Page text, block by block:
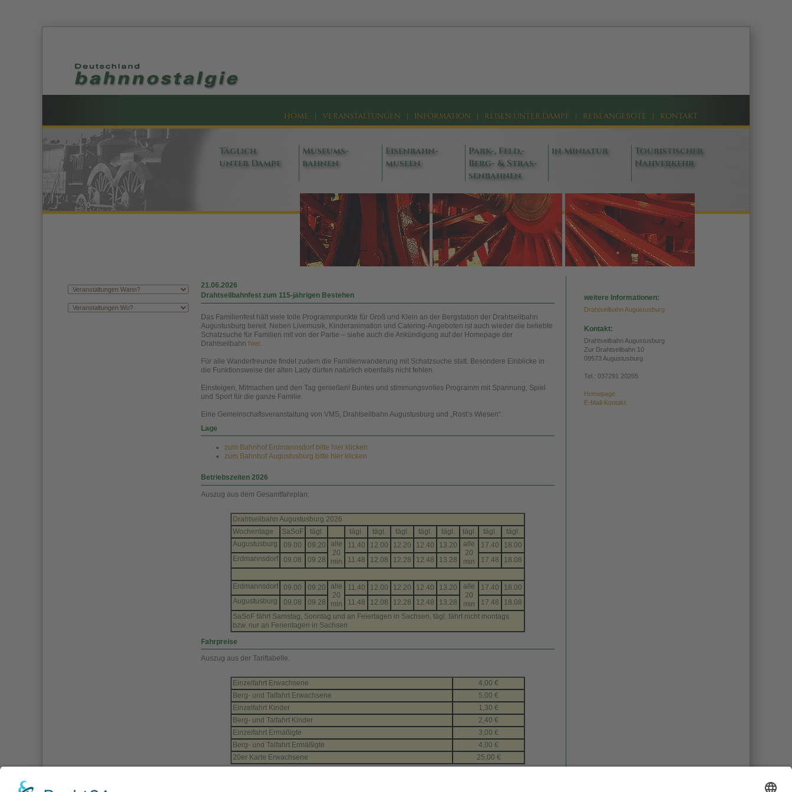
HOME | VERANSTALTUNGEN | INFORMATION | REISEN UNTER DAMPF | REISEANGEBOTE | KONTAKT
Täglich
unter Dampf
Museums-
bahnen
Eisenbahn-
museen
Park-, Feld,-
Berg- & Stras-
senbahnen
in Miniatur
Touristischer
Nahverkehr
21.06.2026
Drahtseilbahnfest zum 115-jährigen Bestehen
Das Familienfest hält viele tolle Programmpunkte für Groß und Klein an der Bergstation der Drahtseilbahn
Augustusburg bereit. Neben Livemusik, Kinderanimation und Catering-Angeboten ist auch wieder die beliebte
Schatzsuche für Familien mit von der Partie – siehe auch die Ankündigung auf der Homepage der
Drahtseilbahn hier.
Für alle Wanderfreunde findet zudem die Familienwanderung mit Schatzsuche statt. Besondere Einblicke in
die Funktionsweise der alten Lady dürfen natürlich ebenfalls nicht fehlen.
Einsteigen, Mitmachen und den Tag genießen! Buntes und stimmungsvolles Programm mit Spannung, Spiel
und Sport für die ganze Familie.
Eine Gemeinschaftsveranstaltung von VMS, Drahtseilbahn Augustusburg und „Rost‘s Wiesen“.
Lage
zum Bahnhof Erdmannsdorf bitte hier klicken
zum Bahnhof Augustusburg bitte hier klicken
Betriebszeiten 2026
Auszug aus dem Gesamtfahrplan:
Drahtseilbahn Augustusburg 2026
Wochentage
SaSoF tägl. tägl. tägl. tägl. tägl. tägl. tägl. tägl.
tägl.
Augustusburg
09.00 09.20
alle
20
min
11.40 12.00 12.20 12.40 13.20
alle
20
min
17.40
18.00
Erdmannsdorf
09.08 09.28 11.48 12.08 12.28 12.48 13.28 17.48 18.08
Erdmannsdorf 09.00 09.20
alle
20
min
11.40 12.00 12.20 12.40 13.20
alle
20
min
17.40
18.00
Augustusburg
09.08 09.28 11.48 12.08 12.28 12.48 13.28 17.48
18.08
SaSoF fährt Samstag, Sonntag und an Feiertagen in Sachsen, tägl. fährt nicht montags
bzw. nur an Ferientagen in Sachsen
Fahrpreise
Auszug aus der Tariftabelle.
Einzelfahrt Erwachsene
4,00 €
Berg- und Talfahrt Erwachsene
5,00 €
Einzelfahrt Kinder
1,30 €
Berg- und Talfahrt Kinder
2,40 €
Einzelfahrt Ermäßigte
3,00 €
Berg- und Talfahrt Ermäßigte
4,00 €
20er Karte Erwachsene
25,00 €
weitere Informationen:
Drahtseilbahn Augustusburg
Kontakt:
Drahtseilbahn Augustusburg
Zur Drahtseilbahn 10
09573 Augustusburg
Tel.: 037291 20265
Homepage
E-Mail-Kontakt